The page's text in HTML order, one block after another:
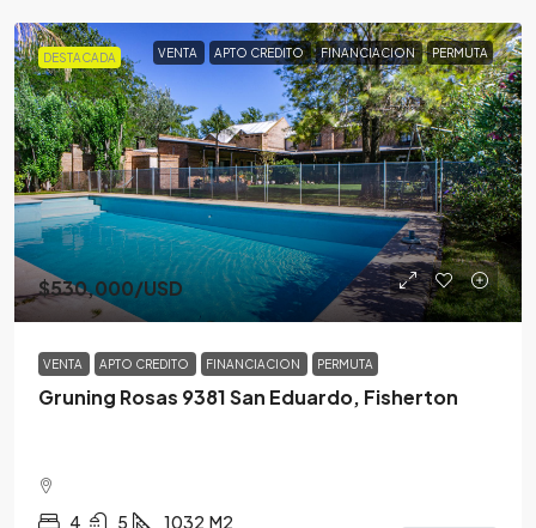
DESTACADA VENTA APTO CREDITO FINANCIACION PERMUTA
$530,000/USD
VENTA APTO CREDITO FINANCIACION PERMUTA
Gruning Rosas 9381 San Eduardo, Fisherton
4 5 1032 M2